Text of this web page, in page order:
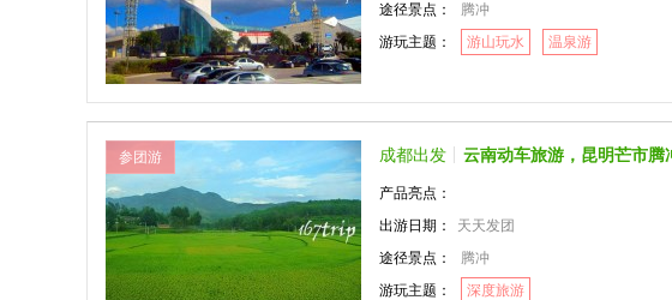
途径景点：
腾冲
游玩主题：
游山玩水 温泉游
参团游 成都出发 云南动车旅游，昆明芒市
产品亮点：
出游日期：
天天发团
途径景点：
腾冲
游玩主题：
深度旅游